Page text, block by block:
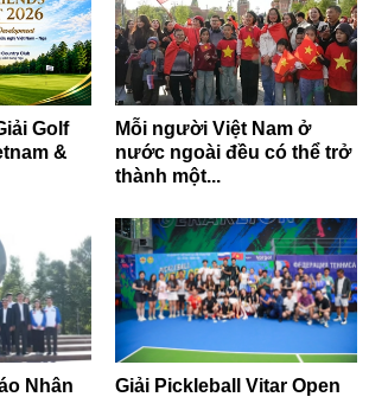
Golf
&
Mỗi người Việt Nam ở
nước ngoài đều có thể trở
thành một...
Nhân
Giải Pickleball Vitar Open